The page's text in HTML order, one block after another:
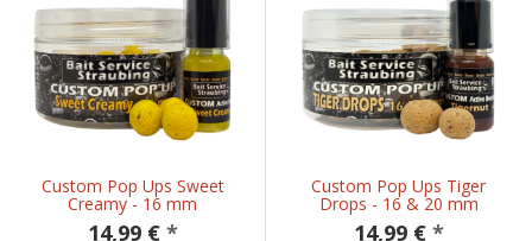
Custom Pop Ups Sweet
Creamy - 16 mm
14,99 € *
Custom Pop Ups Tiger
Drops - 16 & 20 mm
14,99 € *